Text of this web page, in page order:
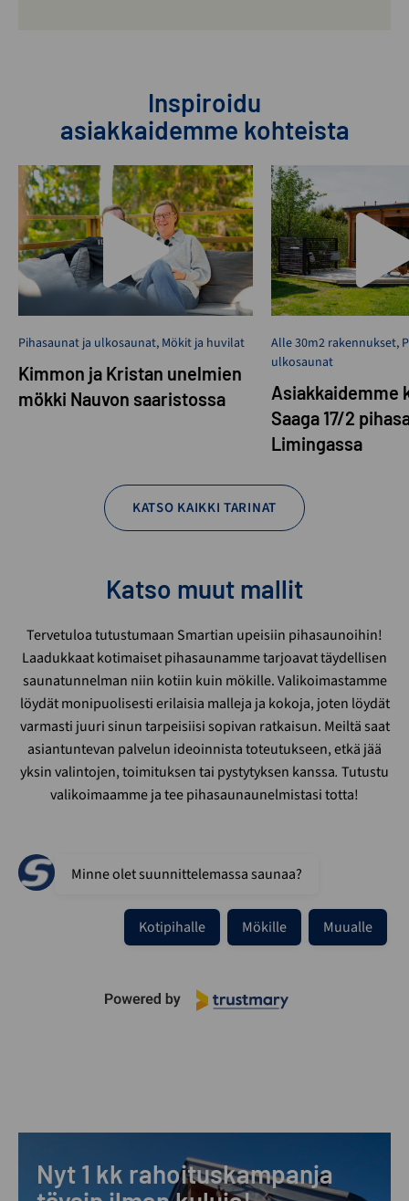
Inspiroidu
asiakkaidemme kohteista
Pihasaunat ja ulkosaunat, Mökit ja huvilat
Kimmon ja Kristan unelmien
mökki Nauvon saaristossa
Alle 30m2 rakennukset,
ulkosaunat
Asiakkaidemme
Saaga 17/2
Limingassa
KATSO KAIKKI TARINAT
Katso muut mallit
Tervetuloa tutustumaan Smartian upeisiin pihasaunoihin!
Laadukkaat kotimaiset pihasaunamme tarjoavat täydellisen
saunatunnelman niin kotiin kuin mökille. Valikoimastamme
löydät monipuolisesti erilaisia malleja ja kokoja, joten löydät
varmasti juuri sinun tarpeisiisi sopivan ratkaisun. Meiltä saat
asiantuntevan palvelun ideoinnista toteutukseen, etkä jää
yksin valintojen, toimituksen tai pystytyksen kanssa. Tutustu
valikoimaamme ja tee pihasaunaunelmistasi totta!
Minne olet suunnittelemassa saunaa?
Kotipihalle Mökille Muualle
Nyt 1 kk rahoituskampanja